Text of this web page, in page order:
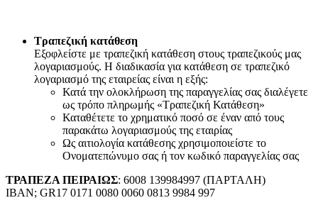
Τραπεζική κατάθεση
Εξοφλείστε με τραπεζική κατάθεση στους τραπεζικούς μας
λογαριασμούς. Η διαδικασία για κατάθεση σε τραπεζικό
λογαριασμό της εταιρείας είναι η εξής:
Κατά την ολοκλήρωση της παραγγελίας σας διαλέγετε
ως τρόπο πληρωμής «Τραπεζική Κατάθεση»
Καταθέτετε το χρηματικό ποσό σε έναν από τους
παρακάτω λογαριασμούς της εταιρίας
Ως αιτιολογία κατάθεσης χρησιμοποιείστε το
Ονοματεπώνυμο σας ή τον κωδικό παραγγελίας σας
ΤΡΑΠΕΖΑ ΠΕΙΡΑΙΩΣ: 6008 139984997 (ΠΑΡΤΑΛΗ)
IBAN; GR17 0171 0080 0060 0813 9984 997